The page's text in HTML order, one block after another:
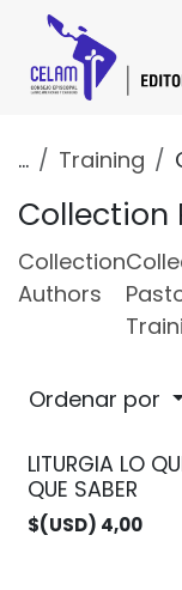
Ir al contenido
... Training
Collection
Collection
Authors
Ordenar por
LITURGIA LO
QUE SABER
$(USD) 4,00